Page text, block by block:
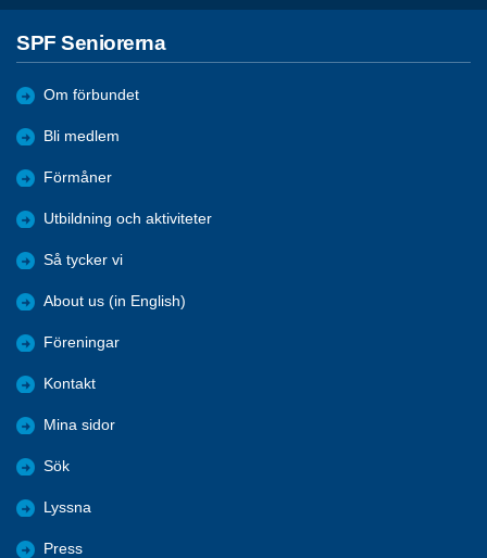
SPF Seniorerna
Om förbundet
Bli medlem
Förmåner
Utbildning och aktiviteter
Så tycker vi
About us (in English)
Föreningar
Kontakt
Mina sidor
Sök
Lyssna
Press